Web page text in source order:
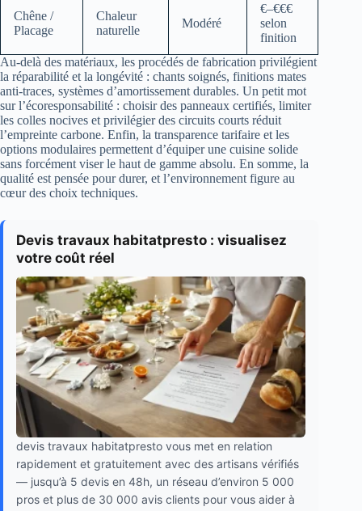
Chêne /
Placage
Chaleur
naturelle
Modéré
€–€€€
selon
finition
Au-delà des matériaux, les procédés de fabrication privilégient
la réparabilité et la longévité : chants soignés, finitions mates
anti-traces, systèmes d’amortissement durables. Un petit mot
sur l’écoresponsabilité : choisir des panneaux certifiés, limiter
les colles nocives et privilégier des circuits courts réduit
l’empreinte carbone. Enfin, la transparence tarifaire et les
options modulaires permettent d’équiper une cuisine solide
sans forcément viser le haut de gamme absolu. En somme, la
qualité est pensée pour durer, et l’environnement figure au
cœur des choix techniques.
Devis travaux habitatpresto : visualisez
votre coût réel
devis travaux habitatpresto vous met en relation
rapidement et gratuitement avec des artisans vérifiés
— jusqu’à 5 devis en 48h, un réseau d’environ 5 000
pros et plus de 30 000 avis clients pour vous aider à